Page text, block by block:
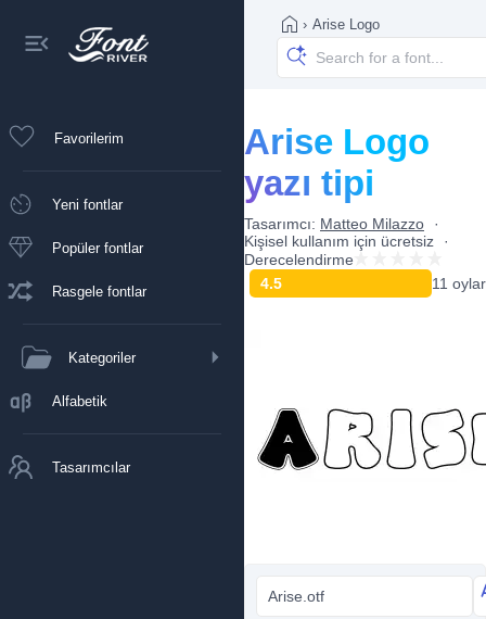
Favorilerim
Yeni fontlar
Popüler fontlar
Rasgele fontlar
Kategoriler
Alfabetik
Tasarımcılar
› Arise Logo
Arise Logo
yazı tipi
Tasarımcı: Matteo Milazzo
Kişisel kullanım için ücretsiz
Derecelendirme
4.5
11 oylar
Arise.otf